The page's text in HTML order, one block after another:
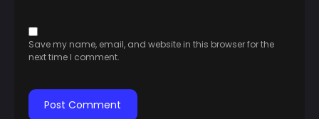
Save my name, email, and website in this browser for the
next time I comment.